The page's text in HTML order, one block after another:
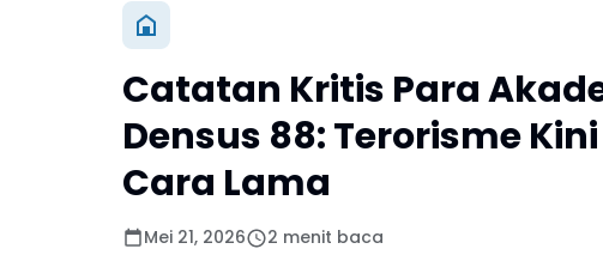
Catatan Kritis Para
Densus 88: Terorisme
Cara Lama
Mei 21, 2026 2 menit baca